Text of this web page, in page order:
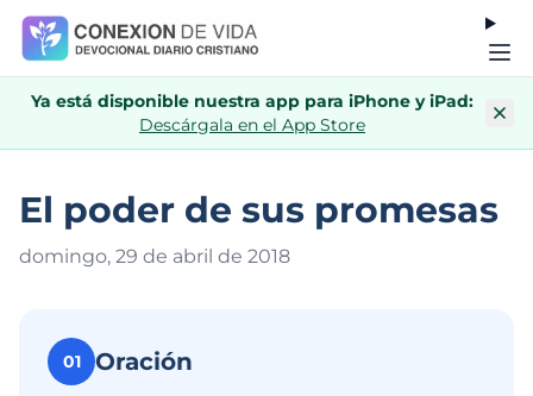
Ya está disponible nuestra app para iPhone y iPad:
Descárgala en el App Store
El poder de sus promesas
domingo, 29 de abril de 2018
01 Oración